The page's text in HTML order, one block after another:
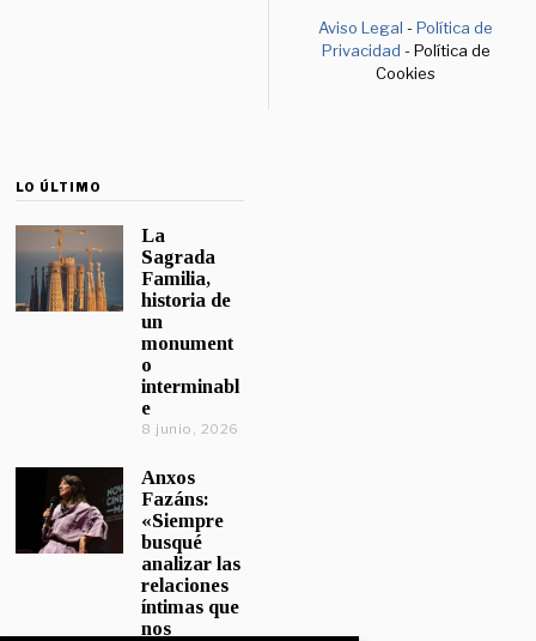
Aviso Legal -Política de
Privacidad - Política de
Cookies
LO ÚLTIMO
La
Sagrada
Familia,
historia de
un
monument
o
interminabl
e
8 junio, 2026
Anxos
Fazáns:
«Siempre
busqué
analizar las
relaciones
íntimas que
nos